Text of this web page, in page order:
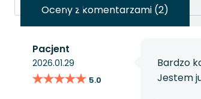
Oceny z komentarzami (2)
Pacjent
2026.01.29
★★★★★
★★★★★ 5.0
Bardzo
Jestem